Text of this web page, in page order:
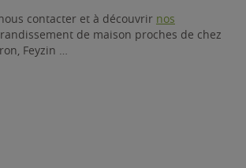
contacter et à découvrir nos
de maison proches de chez
Feyzin …